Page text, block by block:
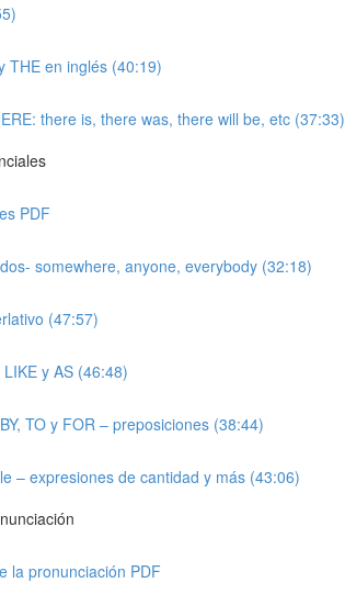
THE en inglés (40:19)
there is, there was, there will be, etc (37:33)
PDF
somewhere, anyone, everybody (32:18)
(47:57)
y AS (46:48)
TO y FOR – preposiciones (38:44)
– expresiones de cantidad y más (43:06)
la pronunciación PDF